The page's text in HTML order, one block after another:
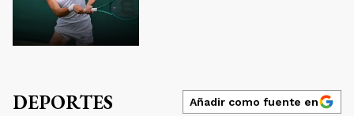
DEPORTES Añadir como fuente en